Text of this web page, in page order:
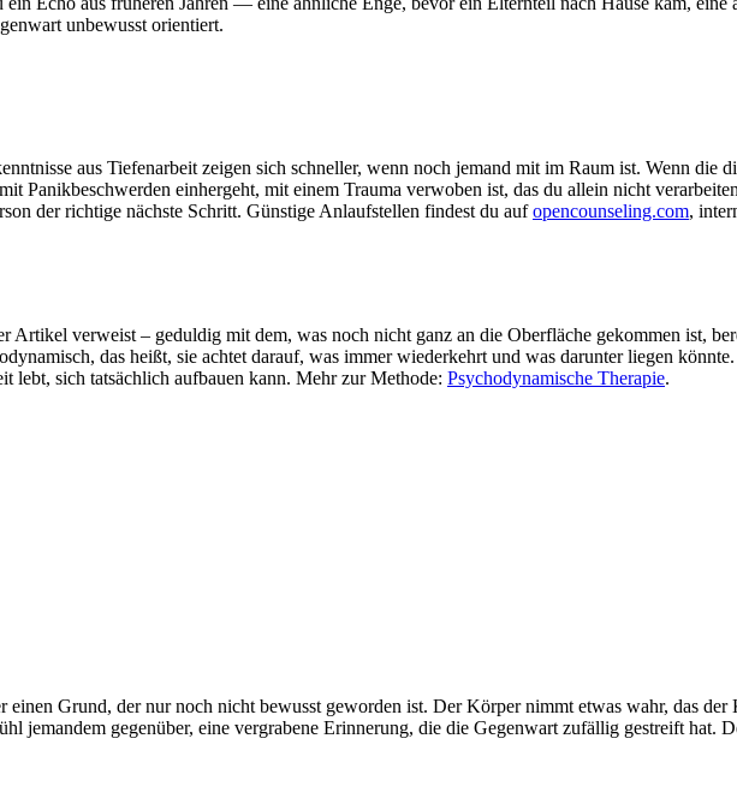
unbewusst orientiert.
aus Tiefenarbeit zeigen sich schneller, wenn noch jemand mit im Raum ist. Wenn die
Panikbeschwerden einhergeht, mit einem Trauma verwoben ist, das du allein nicht
der richtige nächste Schritt. Günstige Anlaufstellen findest du aufopencounseling.com,
Artikel verweist – geduldig mit dem, was noch nicht ganz an die Oberfläche gekommen ist,
das heißt, sie achtet darauf, was immer wiederkehrt und was darunter liegen
lebt, sich tatsächlich aufbauen kann. Mehr zur Methode: Psychodynamische Therapie.
Grund, der nur noch nicht bewusst geworden ist. Der Körper nimmt etwas wahr, das der
jemandem gegenüber, eine vergrabene Erinnerung, die die Gegenwart zufällig gestreift hat.